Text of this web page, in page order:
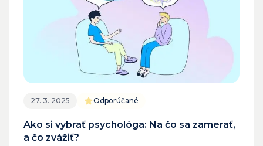
27. 3. 2025 Odporúčané
Ako si vybrať psychológa: Na čo sa zamerať,
a čo zvážiť?